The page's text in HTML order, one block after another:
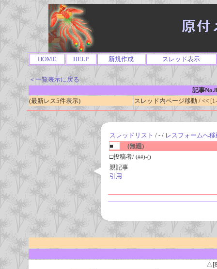
HOME HELP 新規作成 スレッド表示
＜一覧表示に戻る
記事
(最新レス5件表示)
スレッド内ページ移動 / <<
スレッドリスト / - / レスフォームへ移
■
(無題)
□投稿者/ (##)-()
親記事
引用